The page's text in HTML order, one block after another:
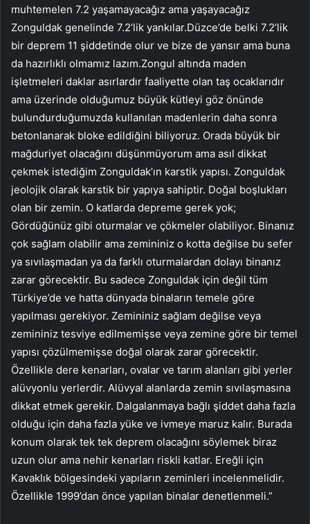
muhtemelen 7.2 yaşamayacağız ama yaşayacağız
Zonguldak genelinde 7.2’lik yankılar.Düzce’de belki 7.2’lik
bir deprem 11 şiddetinde olur ve bize de yansır ama buna
da hazırlıklı olmamız lazım.Zongul altında maden
işletmeleri daklar asırlardır faaliyette olan taş ocaklarıdır
ama üzerinde olduğumuz büyük kütleyi göz önünde
bulundurduğumuzda kullanılan madenlerin daha sonra
betonlanarak bloke edildiğini biliyoruz. Orada büyük bir
mağduriyet olacağını düşünmüyorum ama asıl dikkat
çekmek istediğim Zonguldak’ın karstik yapısı. Zonguldak
jeolojik olarak karstik bir yapıya sahiptir. Doğal boşlukları
olan bir zemin. O katlarda depreme gerek yok;
Gördüğünüz gibi oturmalar ve çökmeler olabiliyor. Binanız
çok sağlam olabilir ama zemininiz o kotta değilse bu sefer
ya sıvılaşmadan ya da farklı oturmalardan dolayı binanız
zarar görecektir. Bu sadece Zonguldak için değil tüm
Türkiye’de ve hatta dünyada binaların temele göre
yapılması gerekiyor. Zemininiz sağlam değilse veya
zemininiz tesviye edilmemişse veya zemine göre bir temel
yapısı çözülmemişse doğal olarak zarar görecektir.
Özellikle dere kenarları, ovalar ve tarım alanları gibi yerler
alüvyonlu yerlerdir. Alüvyal alanlarda zemin sıvılaşmasına
dikkat etmek gerekir. Dalgalanmaya bağlı şiddet daha fazla
olduğu için daha fazla yüke ve ivmeye maruz kalır. Burada
konum olarak tek tek deprem olacağını söylemek biraz
uzun olur ama nehir kenarları riskli katlar. Ereğli için
Kavaklık bölgesindeki yapıların zeminleri incelenmelidir.
Özellikle 1999’dan önce yapılan binalar denetlenmeli.”